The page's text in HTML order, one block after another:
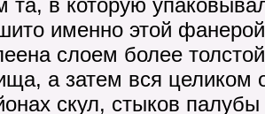
именно этой
слоем более
а затем вся целиком
скул, стыков